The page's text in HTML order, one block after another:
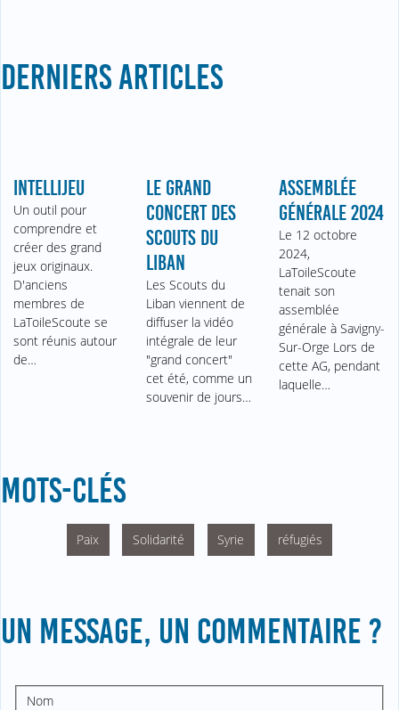
DERNIERS ARTICLES
INTELLIJEU
Un outil pour
comprendre et
créer des grand
jeux originaux.
D'anciens
membres de
LaToileScoute se
sont réunis autour
de…
LE GRAND
CONCERT DES
SCOUTS DU
LIBAN
Les Scouts du
Liban viennent de
diffuser la vidéo
intégrale de leur
"grand concert"
cet été, comme un
souvenir de jours…
ASSEMBLÉE
GÉNÉRALE 2024
Le 12 octobre
2024,
LaToileScoute
tenait son
assemblée
générale à Savigny-
Sur-Orge Lors de
cette AG, pendant
laquelle…
MOTS-CLÉS
Paix Solidarité Syrie réfugiés
UN MESSAGE, UN COMMENTAIRE ?
Nom